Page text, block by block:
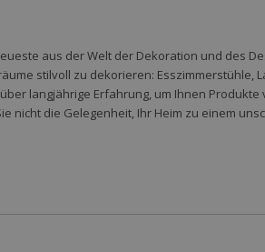
aus der Welt der Dekoration und des
stilvoll zu dekorieren: Esszimmerstühle,
langjährige Erfahrung, um Ihnen
nicht die Gelegenheit, Ihr Heim zu einem